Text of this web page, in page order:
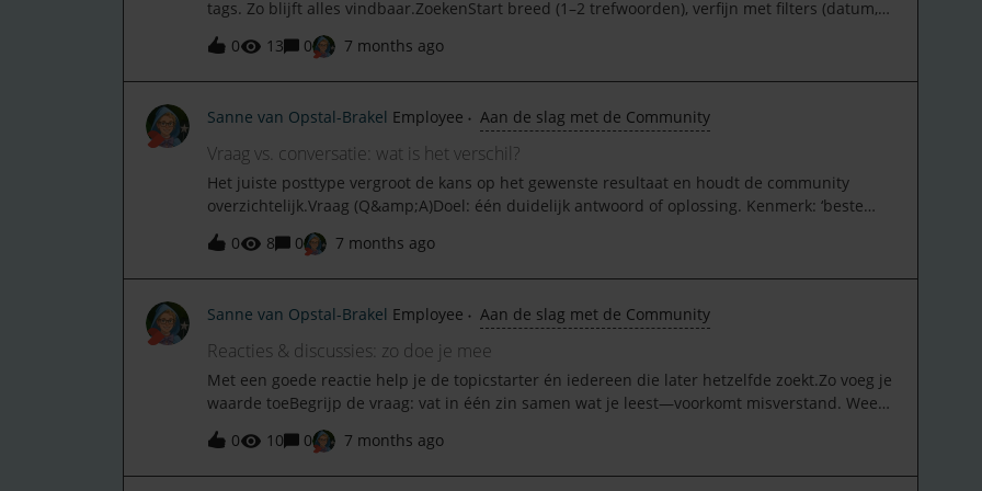
tags. Zo blijft alles vindbaar.ZoekenStart breed (1–2 trefwoorden), verfijn met filters (datum,
categorie, status). Gebruik exacte termen uit de interface (‘SLA melding’, ‘mutatiebeheer’).
Vind je niets? Probeer een synoniem of Engelse term.Tags &amp; volgenTags groeperen
onderwerpen; volg tags die bij je rol passen (Change, SSP, API). Abonneer op categorieën of
voor leesbaarheid. Voeg screenshots/bijlagen toe (geanonimiseerd). @Mention leden of
teams voor gericht bereik.Melden &amp; moderatieZie je iets ongepasts? Gebruik
‘Rapporteren’. Moderators helpen verplaatsen, hernoemen of samenvoegen voor
overzicht.ToegankelijkheidWerkt ook op mobiel en ondersteunt toetsenbordnavigatie.
Alt‑teksten bij afbeeldingen helpen iedereen sneller scannen.
0 13 0 7 months ago
Sanne van Opstal-Brakel Employee Aan de slag met de Community
Vraag vs. conversatie: wat is het verschil?
Het juiste posttype vergroot de kans op het gewenste resultaat en houdt de community
overzichtelijk.Vraag (Q&amp;A)Doel: één duidelijk antwoord of oplossing. Kenmerk: ‘beste
antwoord’ dat valt te markeren. Gebruik: foutmeldingen, instellingen, how‑to.Conversatie
(discussie)Doel: ideeën uitwisselen, vergelijken, sparren. Kenmerk: meerdere valide
perspectieven, geen ‘beste antwoord’. Gebruik: werkwijzen vergelijken, roadmap‑wensen
0 8 0 7 months ago
Sanne van Opstal-Brakel Employee Aan de slag met de Community
Reacties & discussies: zo doe je mee
Met een goede reactie help je de topicstarter én iedereen die later hetzelfde zoekt.Zo voeg je
waarde toeBegrijp de vraag: vat in één zin samen wat je leest—voorkomt misverstand. Wees
concreet: deel stappen, instellingen of een mini‑how‑to. Leg het ‘waarom’ uit: helpt leren en
voorkomt trial‑and‑error. Link naar bronnen: documentatie, releasenotes of eerdere topics.
Houd het vriendelijk: ga uit van goede intenties; vraag door bij onduidelijkheid.Discussie op
0 10 0 7 months ago